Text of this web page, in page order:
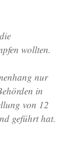
wollten.
nur
in
von 12
geführt hat.